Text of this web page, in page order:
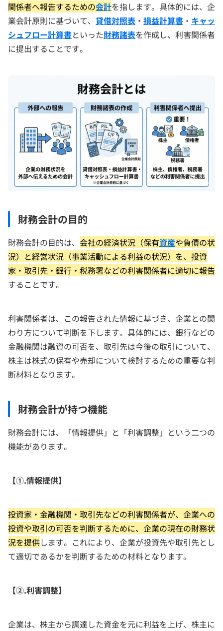
関係者へ報告するための会計を指します。具体的には、企
業会計原則に基づいて、 貸借対照表 ・ 損益計算書 ・ キャッ
シュフロー計算書といった財務諸表を作成し、利害関係者
に提出することです。
財務会計の目的
財務会計の目的は、 会社の経済状況（保有資産や負債の状
況）と経営状況（事業活動による利益の状況）を、投資
家・取引先・銀行・税務署などの利害関係者に適切に報告
することです。
利害関係者は、この報告された情報に基づき、企業との関
わり方について判断を下します。具体的には、銀行などの
金融機関は融資の可否を、取引先は今後の取引について、
株主は株式の保有や売却について検討するための重要な判
断材料となります。
財務会計が持つ機能
財務会計には、「情報提供」と「利害調整」という二つの
機能があります。
【①.情報提供】
投資家・金融機関・取引先などの利害関係者が、企業への
投資や取引の可否を判断するために、企業の現在の財務状
況を提供します。これにより、企業が投資先や取引先とし
て適切であるかを判断するための材料となります。
【②.利害調整】
企業は、株主から調達した資金を元に利益を上げ、株主に